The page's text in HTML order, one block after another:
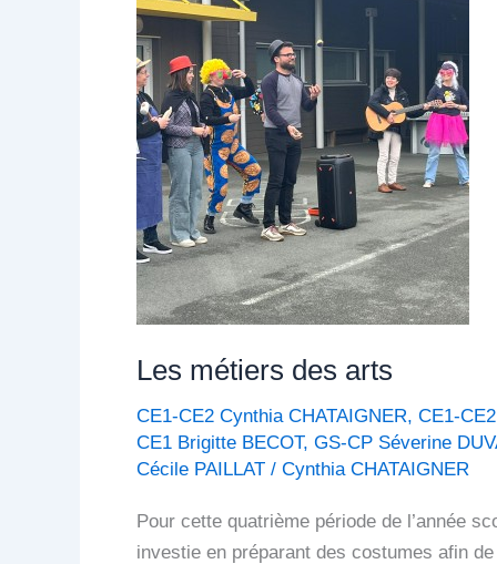
Les métiers des arts
CE1-CE2 Cynthia CHATAIGNER, CE1-
CE1 Brigitte BECOT, GS-CP Séverine
Cécile PAILLAT / Cynthia CHATAIGNER
Pour cette quatrième période de l’année
investie en préparant des costumes afin